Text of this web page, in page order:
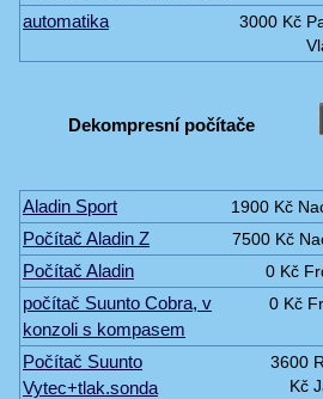
automatika 3000 Kč
Dekompresní počítače
Aladin Sport 1900 Kč
Počítač Aladin Z 7500 Kč
Počítač Aladin 0 Kč
počítač Suunto Cobra, v
konzoli s kompasem
0 Kč
Počítač Suunto
Vytec+tlak.sonda
3600
Kč